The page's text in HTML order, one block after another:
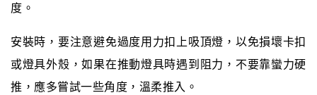
度。
安裝時，要注意避免過度用力扣上吸頂燈，以免損壞卡扣
或燈具外殼，如果在推動燈具時遇到阻力，不要靠蠻力硬
推，應多嘗試一些角度，溫柔推入。